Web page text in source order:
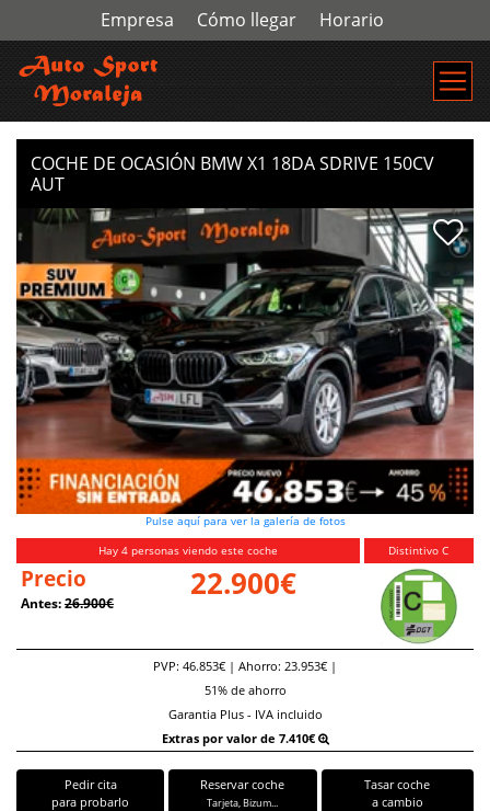
Empresa Cómo llegar Horario
COCHE DE OCASIÓN BMW X1 18DA SDRIVE 150CV
AUT
Pulse aquí para ver la galería de fotos
Hay 4 personas viendo este coche
Precio
Antes: 26.900€
22.900€
Distintivo C
PVP: 46.853€ | Ahorro: 23.953€ |
51% de ahorro
Garantia Plus - IVA incluido
Extras por valor de 7.410€
Pedir cita
para probarlo
Reservar coche
Tarjeta, Bizum...
Tasar coche
a cambio